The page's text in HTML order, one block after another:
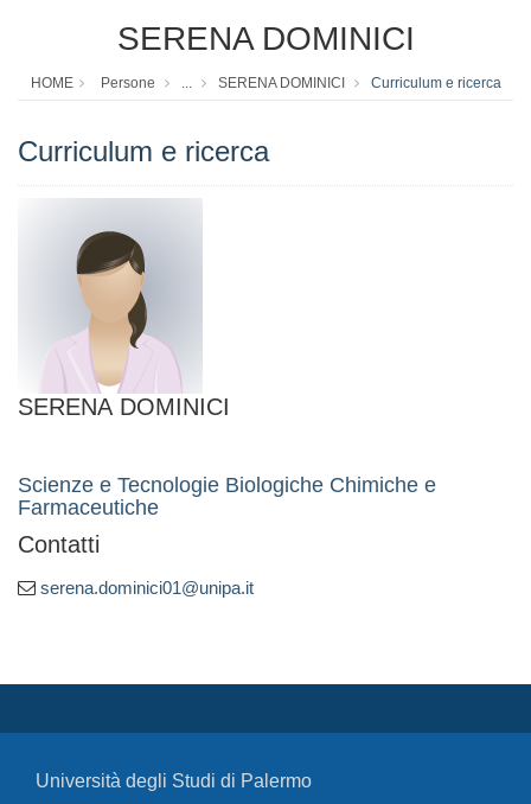
SERENA DOMINICI
HOME Persone ... SERENA DOMINICI Curriculum e ricerca
Curriculum e ricerca
SERENA DOMINICI
Scienze e Tecnologie Biologiche Chimiche e
Farmaceutiche
Contatti
serena.dominici01@unipa.it
Università degli Studi di Palermo